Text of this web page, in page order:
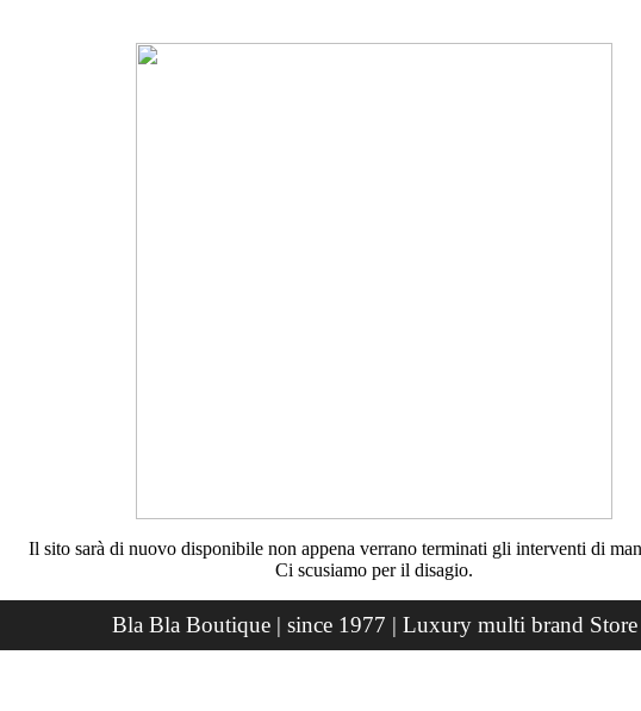
Il sito sarà di nuovo disponibile non appena verrano terminati gli interventi di
Ci scusiamo per il disagio.
Bla Bla Boutique | since 1977 | Luxury multi brand Store